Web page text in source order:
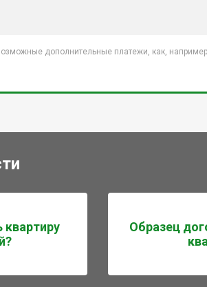
дополнительные платежи, как,
квартиру
Образец